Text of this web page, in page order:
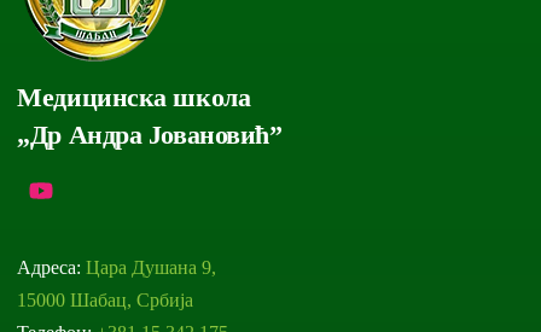
Медицинска школа
„Др Андра Јовановић”
Адреса:Цара Душана 9,
15000 Шабац, Србија